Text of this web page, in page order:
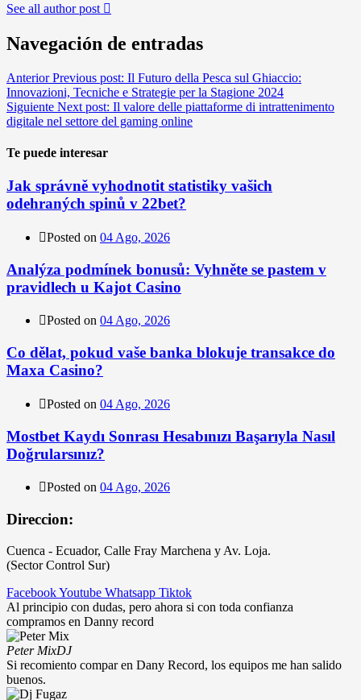
See all author post
Navegación de entradas
Anterior Previous post: Il Futuro della Pesca sul Ghiaccio:
Innovazioni, Tecniche e Strategie per la Stagione 2024
Siguiente Next post: Il valore delle piattaforme di intrattenimento
digitale nel settore del gaming online
Te puede interesar
Jak správně vyhodnotit statistiky vašich
odehraných spinů v 22bet?
Posted on 04 Ago, 2026
Analýza podmínek bonusů: Vyhněte se pastem v
pravidlech u Kajot Casino
Posted on 04 Ago, 2026
Co dělat, pokud vaše banka blokuje transakce do
Maxa Casino?
Posted on 04 Ago, 2026
Mostbet Kaydı Sonrası Hesabınızı Başarıyla Nasıl
Doğrularsınız?
Posted on 04 Ago, 2026
Direccion:
Cuenca - Ecuador, Calle Fray Marchena y Av. Loja.
(Sector Control Sur)
FacebookYoutube Whatsapp Tiktok
Al principio con dudas, pero ahora si con toda confianza
compramos en Danny record
Peter MixDJ
Si recomiento compar en Dany Record, los equipos me han salido
buenos.